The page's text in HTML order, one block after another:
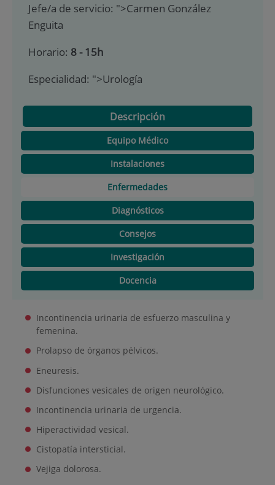
Jefe/a de servicio: ">Carmen González
Enguita
Horario: 8 - 15h
Especialidad: ">Urología
Descripción
Equipo Médico
Instalaciones
Enfermedades
Diagnósticos
Consejos
Investigación
Docencia
Incontinencia urinaria de esfuerzo masculina y
femenina.
Prolapso de órganos pélvicos.
Eneuresis.
Disfunciones vesicales de origen neurológico.
Incontinencia urinaria de urgencia.
Hiperactividad vesical.
Cistopatía intersticial.
Vejiga dolorosa.